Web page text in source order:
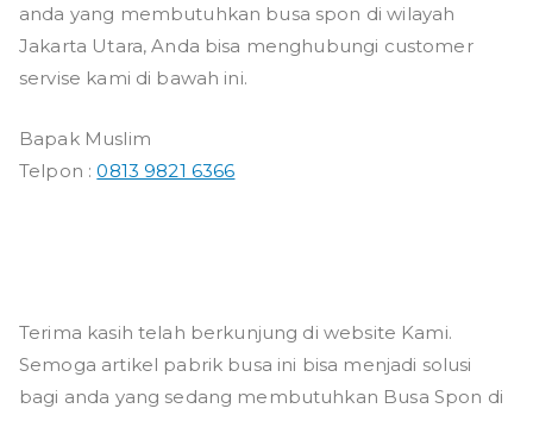
anda yang membutuhkan busa spon di wilayah
Jakarta Utara, Anda bisa menghubungi customer
servise kami di bawah ini.
Bapak Muslim
Telpon :0813 9821 6366
Terima kasih telah berkunjung di website Kami.
Semoga artikel pabrik busa ini bisa menjadi solusi
bagi anda yang sedang membutuhkan Busa Spon di